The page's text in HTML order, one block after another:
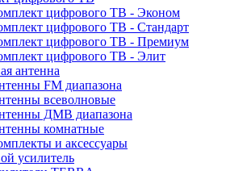
цифрового ТВ - Эконом
цифрового ТВ - Стандарт
цифрового ТВ - Премиум
цифрового ТВ - Элит
антенна
FM диапазона
всеволновые
ДМВ диапазона
комнатные
и аксессуары
усилитель